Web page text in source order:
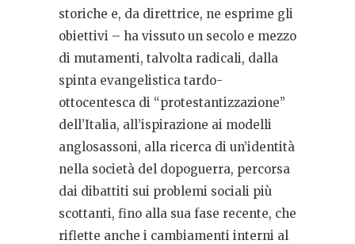
storiche e, da direttrice, ne esprime gli
obiettivi – ha vissuto un secolo e mezzo
di mutamenti, talvolta radicali, dalla
spinta evangelistica tardo-
ottocentesca di “protestantizzazione”
dell’Italia, all’ispirazione ai modelli
anglosassoni, alla ricerca di un’identità
nella società del dopoguerra, percorsa
dai dibattiti sui problemi sociali più
scottanti, fino alla sua fase recente, che
riflette anche i cambiamenti interni al